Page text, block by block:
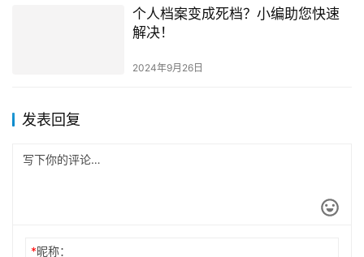
个人档案变成死档？小编助您快速
解决！
2024年9月26日
发表回复
*昵称：